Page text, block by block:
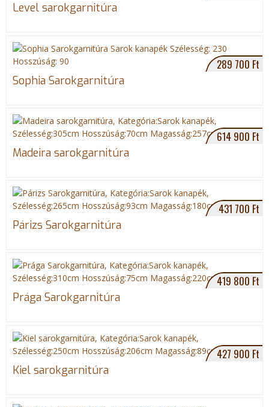
Level sarokgarnitúra
289 700 Ft
Sophia Sarokgarnitúra
614 900 Ft
Madeira sarokgarnitúra
431 700 Ft
Párizs Sarokgarnitúra
419 800 Ft
Prága Sarokgarnitúra
427 900 Ft
Kiel sarokgarnitúra